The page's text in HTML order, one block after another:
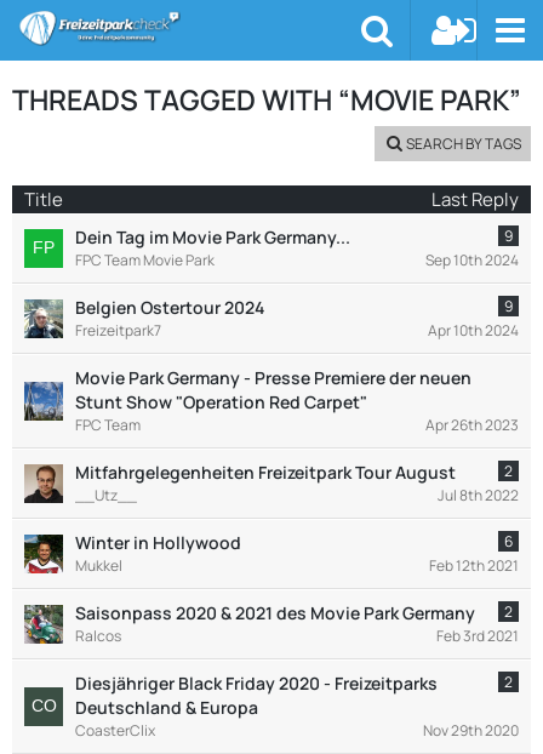
THREADS TAGGED WITH “MOVIE PARK”
SEARCH BY TAGS
Title Last Reply
Dein Tag im Movie Park Germany...
9
FPC Team Movie Park
Sep 10th 2024
Belgien Ostertour 2024
9
Freizeitpark7
Apr 10th 2024
Movie Park Germany - Presse Premiere der neuen
Stunt Show "Operation Red Carpet"
FPC Team Apr 26th 2023
Mitfahrgelegenheiten Freizeitpark Tour August
2
__Utz__
Jul 8th 2022
Winter in Hollywood
6
Mukkel
Feb 12th 2021
Saisonpass 2020 & 2021 des Movie Park Germany
2
Ralcos
Feb 3rd 2021
Diesjähriger Black Friday 2020 - Freizeitparks
Deutschland & Europa
2
CoasterClix Nov 29th 2020